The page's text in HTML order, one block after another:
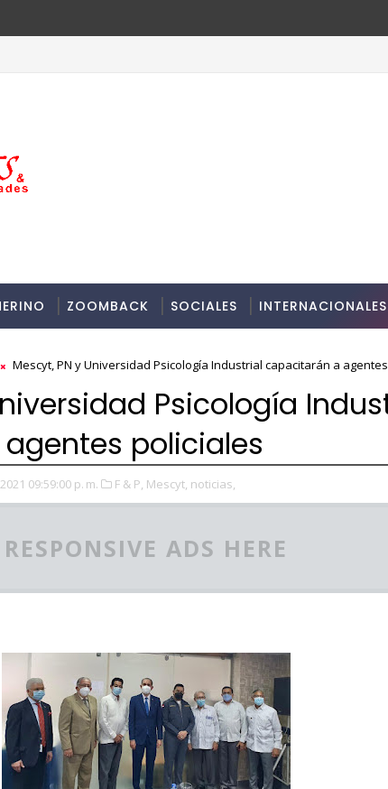
ZOOMBACK SOCIALES INTERNACIONALES
Mescyt, PN y Universidad Psicología Industrial capacitarán a
Psicología
policiales
09:59:00 p. m. F & P, Mescyt, noticias,
RESPONSIVE ADS HERE